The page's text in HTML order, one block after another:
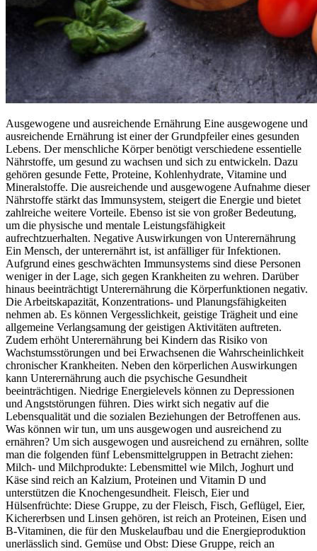
Ausgewogene und ausreichende Ernährung Eine ausgewogene und
ausreichende Ernährung ist einer der Grundpfeiler eines gesunden
Lebens. Der menschliche Körper benötigt verschiedene essentielle
Nährstoffe, um gesund zu wachsen und sich zu entwickeln. Dazu
gehören gesunde Fette, Proteine, Kohlenhydrate, Vitamine und
Mineralstoffe. Die ausreichende und ausgewogene Aufnahme dieser
Nährstoffe stärkt das Immunsystem, steigert die Energie und bietet
zahlreiche weitere Vorteile. Ebenso ist sie von großer Bedeutung,
um die physische und mentale Leistungsfähigkeit
aufrechtzuerhalten. Negative Auswirkungen von Unterernährung
Ein Mensch, der unterernährt ist, ist anfälliger für Infektionen.
Aufgrund eines geschwächten Immunsystems sind diese Personen
weniger in der Lage, sich gegen Krankheiten zu wehren. Darüber
hinaus beeinträchtigt Unterernährung die Körperfunktionen negativ.
Die Arbeitskapazität, Konzentrations- und Planungsfähigkeiten
nehmen ab. Es können Vergesslichkeit, geistige Trägheit und eine
allgemeine Verlangsamung der geistigen Aktivitäten auftreten.
Zudem erhöht Unterernährung bei Kindern das Risiko von
Wachstumsstörungen und bei Erwachsenen die Wahrscheinlichkeit
chronischer Krankheiten. Neben den körperlichen Auswirkungen
kann Unterernährung auch die psychische Gesundheit
beeinträchtigen. Niedrige Energielevels können zu Depressionen
und Angststörungen führen. Dies wirkt sich negativ auf die
Lebensqualität und die sozialen Beziehungen der Betroffenen aus.
Was können wir tun, um uns ausgewogen und ausreichend zu
ernähren? Um sich ausgewogen und ausreichend zu ernähren, sollte
man die folgenden fünf Lebensmittelgruppen in Betracht ziehen:
Milch- und Milchprodukte: Lebensmittel wie Milch, Joghurt und
Käse sind reich an Kalzium, Proteinen und Vitamin D und
unterstützen die Knochengesundheit. Fleisch, Eier und
Hülsenfrüchte: Diese Gruppe, zu der Fleisch, Fisch, Geflügel, Eier,
Kichererbsen und Linsen gehören, ist reich an Proteinen, Eisen und
B-Vitaminen, die für den Muskelaufbau und die Energieproduktion
unerlässlich sind. Gemüse und Obst: Diese Gruppe, reich an